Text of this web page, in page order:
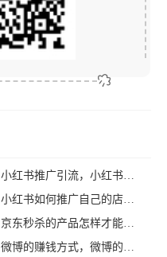
小红书推广引流，小红书浏览量只有几十？
小红书如何推广自己的店铺，小红书 如何推广
京东秒杀的产品怎样才能抢到货（京东秒杀的产品怎样才能抢到券）
微博的赚钱方式，微博的赚钱方式有哪些？